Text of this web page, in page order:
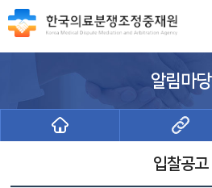
알림마당
입찰공고